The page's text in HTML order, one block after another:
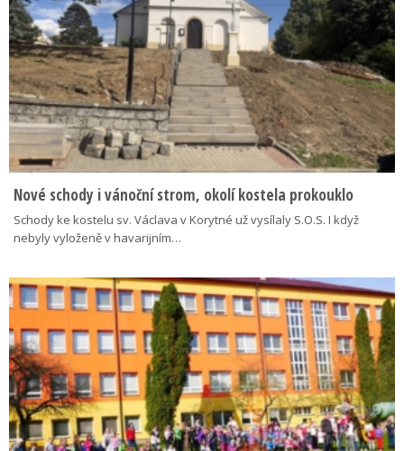
Nové schody i vánoční strom, okolí kostela prokouklo
Schody ke kostelu sv. Václava v Korytné už vysílaly S.O.S. I když
nebyly vyloženě v havarijním…